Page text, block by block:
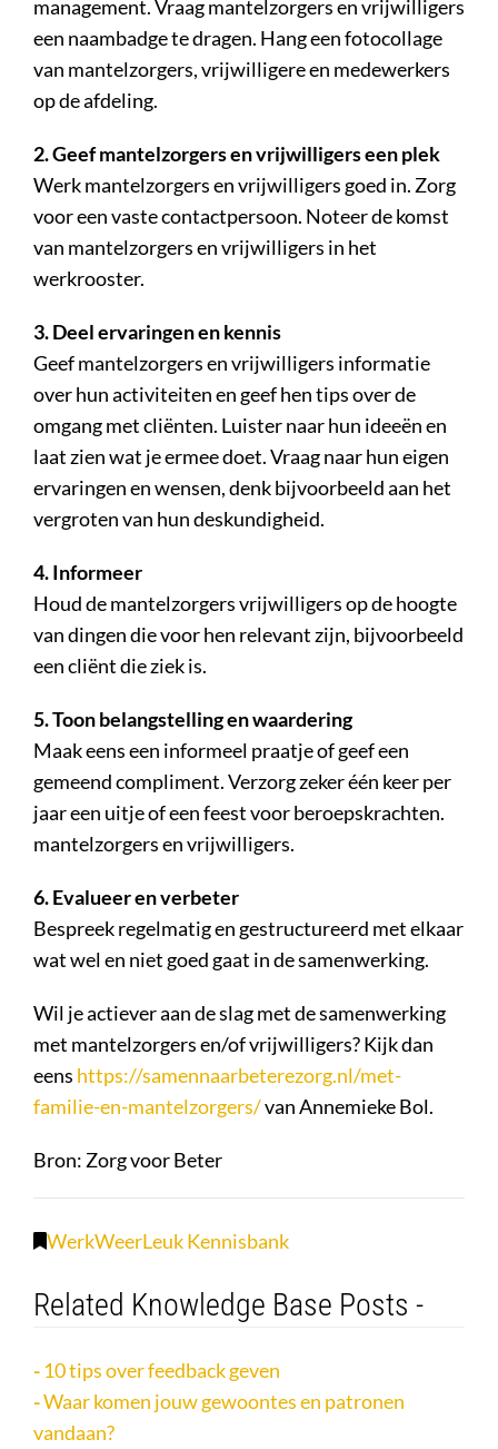
management. Vraag mantelzorgers en vrijwilligers
een naambadge te dragen. Hang een fotocollage
van mantelzorgers, vrijwilligere en medewerkers
op de afdeling.
2. Geef mantelzorgers en vrijwilligers een plek
Werk mantelzorgers en vrijwilligers goed in. Zorg
voor een vaste contactpersoon. Noteer de komst
van mantelzorgers en vrijwilligers in het
werkrooster.
3. Deel ervaringen en kennis
Geef mantelzorgers en vrijwilligers informatie
over hun activiteiten en geef hen tips over de
omgang met cliënten. Luister naar hun ideeën en
laat zien wat je ermee doet. Vraag naar hun eigen
ervaringen en wensen, denk bijvoorbeeld aan het
vergroten van hun deskundigheid.
4. Informeer
Houd de mantelzorgers vrijwilligers op de hoogte
van dingen die voor hen relevant zijn, bijvoorbeeld
een cliënt die ziek is.
5. Toon belangstelling en waardering
Maak eens een informeel praatje of geef een
gemeend compliment. Verzorg zeker één keer per
jaar een uitje of een feest voor beroepskrachten.
mantelzorgers en vrijwilligers.
6. Evalueer en verbeter
Bespreek regelmatig en gestructureerd met elkaar
wat wel en niet goed gaat in de samenwerking.
Wil je actiever aan de slag met de samenwerking
met mantelzorgers en/of vrijwilligers? Kijk dan
eens https://samennaarbeterezorg.nl/met-
familie-en-mantelzorgers/van Annemieke Bol.
Bron: Zorg voor Beter
WerkWeerLeuk Kennisbank
Related Knowledge Base Posts -
10 tips over feedback geven
Waar komen jouw gewoontes en patronen
vandaan?